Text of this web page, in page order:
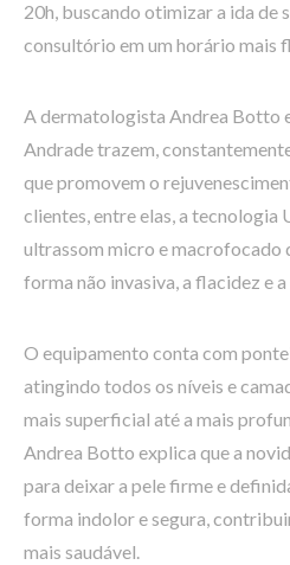
20h, buscando otimizar a ida de
consultório em um horário mais
A dermatologista Andrea Botto
Andrade trazem,
que promovem o
clientes, entre elas, a
ultrassom micro e macrofocado
forma não invasiva, a flacidez e
O equipamento conta com
atingindo todos os níveis e
mais superficial até a mais
Andrea Botto explica que a
para deixar a pele firme e
forma indolor e segura,
mais saudável.